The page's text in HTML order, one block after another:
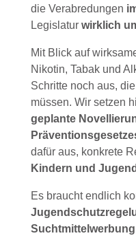
die Verabredungen
Legislatur wirklich
Mit Blick auf
Nikotin, Tabak und
Schritte noch aus,
müssen. Wir setzen
geplante
dafür aus, konkrete
Kindern und
Es braucht endlich
Suchtmittelwerbung